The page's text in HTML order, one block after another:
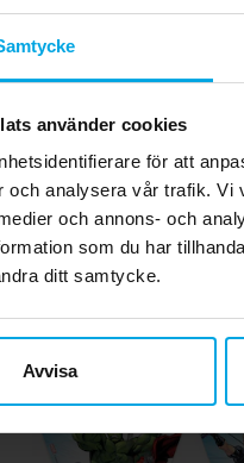
använder cookies
för att
och analysera vår trafik. Vi
och annons- och
som du har
ditt samtycke.
Avvisa
Pris: 399,00
399,00 kr
KÖP